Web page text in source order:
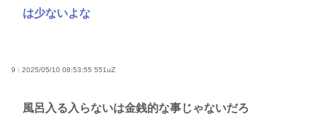
は少ないよな
9 : 2025/05/10 08:53:55 551uZ
風呂入る入らないは金銭的な事じゃないだろ